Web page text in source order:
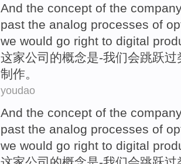
And the concept of the
past the analog processes of
we would go right to digital
这家公司 的概念是-我们会跳跃过
制作。
youdao
And the concept of the
past the analog processes of
we would go right to digital